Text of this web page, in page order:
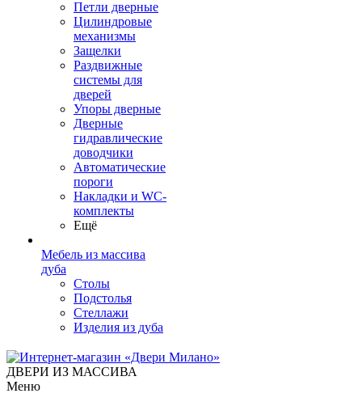
Петли дверные
Цилиндровые
механизмы
Защелки
Раздвижные
системы для
дверей
Упоры дверные
Дверные
гидравлические
доводчики
Автоматические
пороги
Накладки и WC-
комплекты
Ещё
Мебель из массива
дуба
Столы
Подстолья
Стеллажи
Изделия из дуба
ДВЕРИ ИЗ МАССИВА
Меню